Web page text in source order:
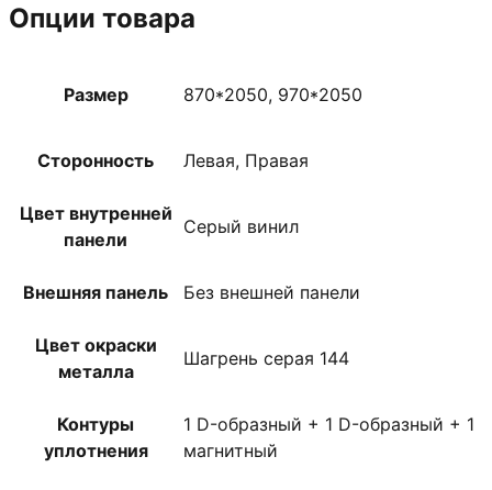
Опции товара
Размер 870*2050, 970*2050
Сторонность Левая, Правая
Цвет внутренней
панели
Серый винил
Внешняя панель Без внешней панели
Цвет окраски
металла
Шагрень серая 144
Контуры
уплотнения
1 D-образный + 1 D-образный + 1
магнитный